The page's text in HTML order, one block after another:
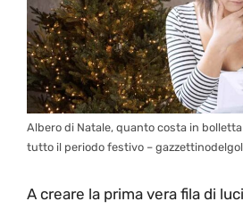
Albero di Natale, quanto costa in
tutto il periodo festivo –
A creare la prima vera fila di